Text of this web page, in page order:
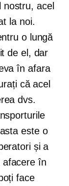
nostru, acel
la noi.
o lungă
de el, dar
în afara
că acel
dvs.
este o
și a
afacere în
face